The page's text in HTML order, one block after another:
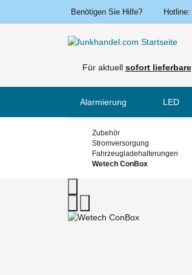
Benötigen Sie Hilfe?
Für aktuell sofort lieferbare
Alarmierung LED
Zubehör
Stromversorgung
Fahrzeugladehalterungen
Wetech ConBox